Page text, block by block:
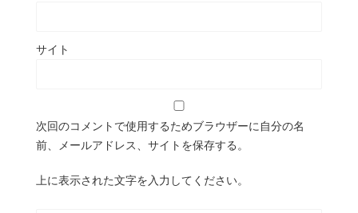
サイト
次回のコメントで使用するためブラウザーに自分の名
前、メールアドレス、サイトを保存する。
上に表示された文字を入力してください。